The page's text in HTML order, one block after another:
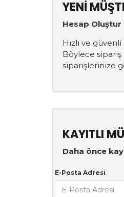
YENI
Hesap Oluştur
Hızlı ve
Böylece
siparişlerinize
KAYITLI
Daha önce
E-Posta Adresi